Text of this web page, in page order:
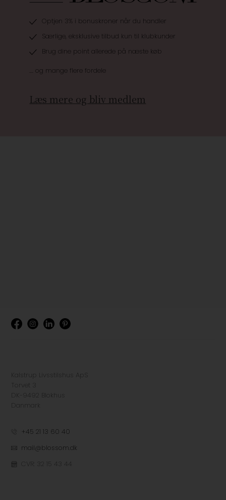
Optjen 3% i bonuskroner når du handler
Særlige, eksklusive tilbud kun til klubkunder
Brug dine point allerede på næste køb
.... og mange flere fordele
Læs mere og bliv medlem
Kalstrup Livsstilshus ApS
Torvet 3
DK-9492 Blokhus
Danmark
+45 21 13 60 40
mail@blossom.dk
CVR: 32 15 43 44